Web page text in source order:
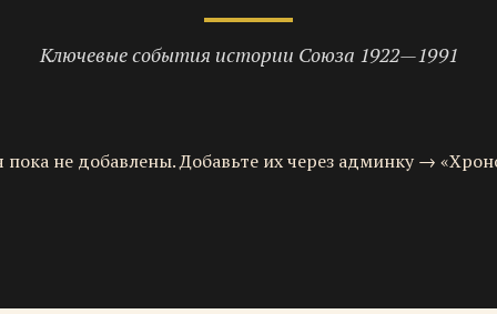
Ключевые события истории Союза 1922—1991
пока не добавлены. Добавьте их через админку →